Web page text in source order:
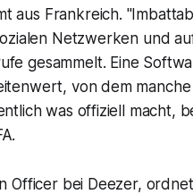
aus Frankreich.
Netzwerken und
gesammelt. Eine
von dem
was offiziell macht,
Officer bei Deezer,